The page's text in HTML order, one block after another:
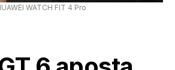
WATCH FIT 4 Pro